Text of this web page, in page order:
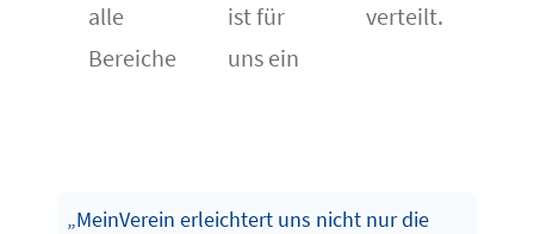
alle
Bereiche
ist für
uns ein
verteilt.
„MeinVerein erleichtert uns nicht nur die